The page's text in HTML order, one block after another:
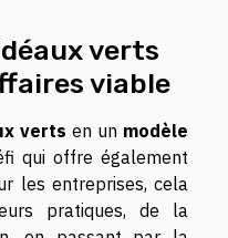
verts
viable
verts en un modèle
qui offre également
les entreprises, cela
pratiques, de la